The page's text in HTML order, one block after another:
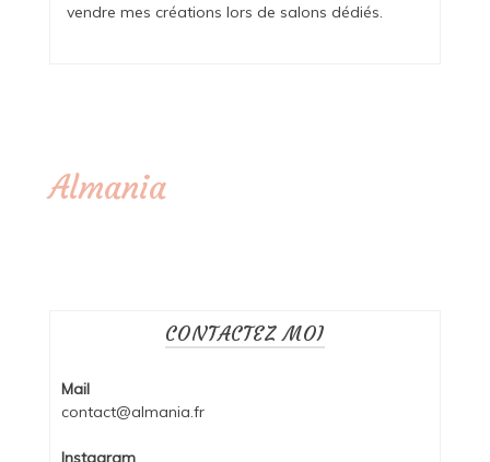
vendre mes créations lors de salons dédiés.
Almania
CONTACTEZ MOI
Mail
contact@almania.fr
Instagram